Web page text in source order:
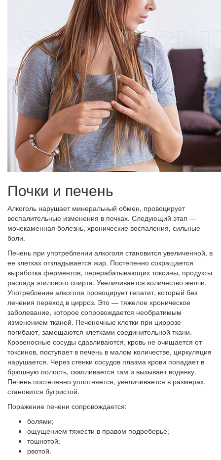
Почки и печень
Алкоголь нарушает минеральный обмен, провоцирует
воспалительные изменения в почках. Следующий этап —
мочекаменная болезнь, хронические воспаления, сильные
боли.
Печень при употреблении алкоголя становится увеличенной, в
ее клетках откладывается жир. Постепенно сокращается
выработка ферментов, перерабатывающих токсины, продукты
распада этилового спирта. Увеличивается количество желчи.
Употребление алкоголя провоцирует гепатит, который без
лечения переход в цирроз. Это — тяжелое хроническое
заболевание, которое сопровождается необратимым
изменением тканей. Печеночные клетки при циррозе
погибают, замещаются клетками соединительной ткани.
Кровеносные сосуды сдавливаются, кровь не очищается от
токсинов, поступает в печень в малом количестве, циркуляция
нарушается. Через стенки сосудов плазма крови попадает в
брюшную полость, скапливается там и вызывает водянку.
Печень постепенно уплотняется, увеличивается в размерах,
становится бугристой.
Поражение печени сопровождается:
болями;
ощущением тяжести в правом подреберье;
тошнотой;
рвотой.